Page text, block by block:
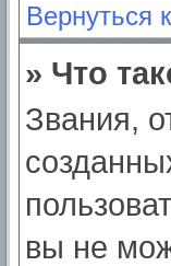
Вернуться
» Что
Звания,
вы не